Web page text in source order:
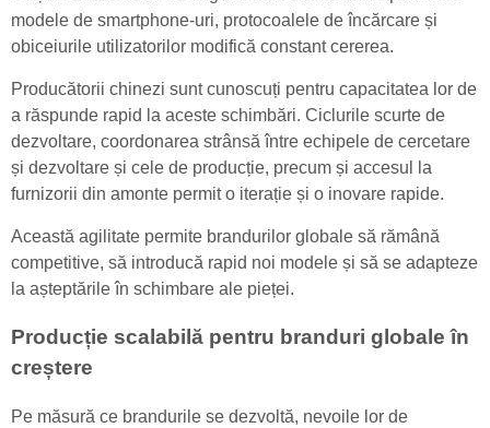
modele de smartphone-uri, protocoalele de încărcare și
obiceiurile utilizatorilor modifică constant cererea.
Producătorii chinezi sunt cunoscuți pentru capacitatea lor de
a răspunde rapid la aceste schimbări. Ciclurile scurte de
dezvoltare, coordonarea strânsă între echipele de cercetare
și dezvoltare și cele de producție, precum și accesul la
furnizorii din amonte permit o iterație și o inovare rapide.
Această agilitate permite brandurilor globale să rămână
competitive, să introducă rapid noi modele și să se adapteze
la așteptările în schimbare ale pieței.
Producție scalabilă pentru branduri globale în
creștere
Pe măsură ce brandurile se dezvoltă, nevoile lor de